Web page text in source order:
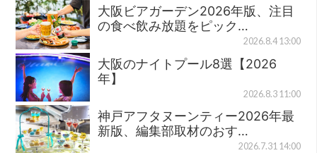
大阪ビアガーデン2026年版、注目
の食べ飲み放題をピック…
2026.8.4 13:00
大阪のナイトプール8選【2026
年】
2026.8.3 11:00
神戸アフタヌーンティー2026年最
新版、編集部取材のおす…
2026.7.31 14:00